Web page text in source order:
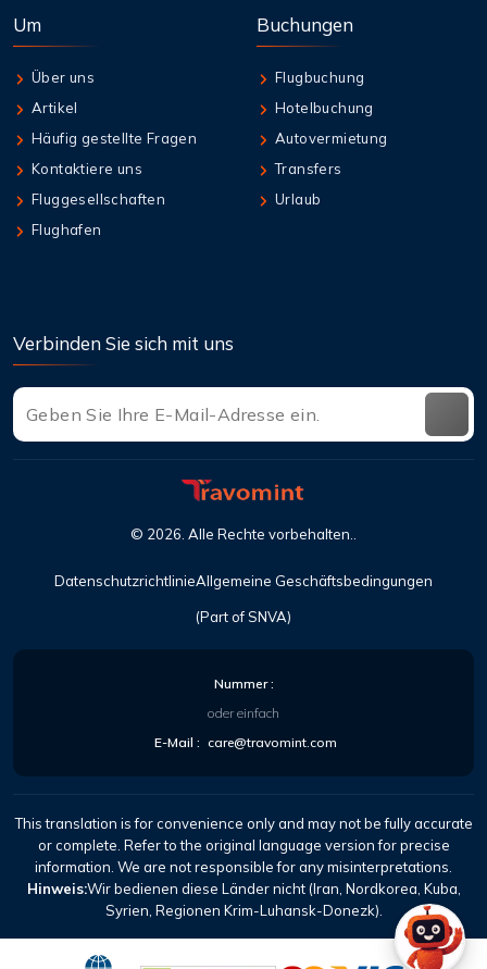
Um
Über uns
Artikel
Häufig gestellte Fragen
Kontaktiere uns
Fluggesellschaften
Flughafen
Buchungen
Flugbuchung
Hotelbuchung
Autovermietung
Transfers
Urlaub
Verbinden Sie sich mit uns
(Part of SNVA)
© 2026 . Alle Rechte vorbehalten..
DatenschutzrichtlinieAllgemeine Geschäftsbedingungen
Nummer :
oder einfach
E-Mail : care@travomint.com
This translation is for convenience only and may not be fully accurate
or complete. Refer to the original language version for precise
information. We are not responsible for any misinterpretations.
Hinweis:Wir bedienen diese Länder nicht (Iran, Nordkorea, Kuba,
Syrien, Regionen Krim-Luhansk-Donezk).